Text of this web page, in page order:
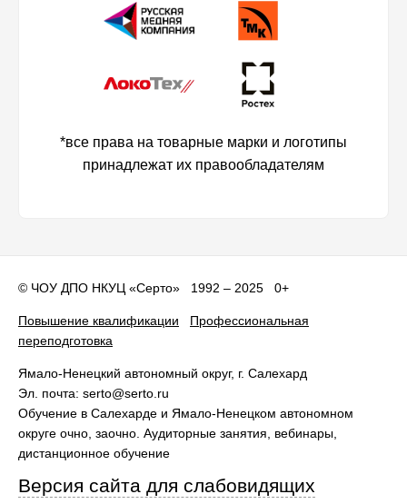
*все права на товарные марки и логотипы
принадлежат их правообладателям
© ЧОУ ДПО НКУЦ «Серто» 1992 – 2025 0+
Повышение квалификации
Профессиональная
переподготовка
Ямало-Ненецкий автономный округ, г. Салехард
Эл. почта: serto@serto.ru
Обучение в Салехарде и Ямало-Ненецком автономном
округе очно, заочно. Аудиторные занятия, вебинары,
дистанционное обучение
Версия сайта для слабовидящих